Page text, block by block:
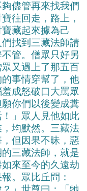
儘管再來找我們
往回走，路上，
藏起來據為己
找到三藏法師請
管。僧眾只好另
又遇上了那五百
事情穿幫了，他
成怒破口大罵眾
你們以後變成糞
」眾人見他如此
均默然。三藏法
但因果不昧，惡
三藏法師，就是
來至今的久遠劫
。眾比丘問：